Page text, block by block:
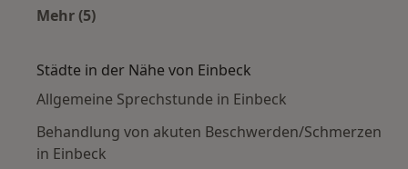
Mehr (5)
Städte in der Nähe von Einbeck
Allgemeine Sprechstunde in Einbeck
Behandlung von akuten Beschwerden/Schmerzen
in Einbeck